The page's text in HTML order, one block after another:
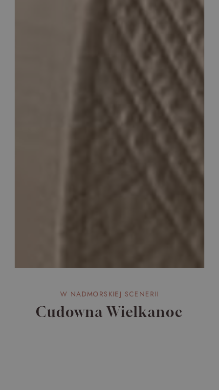
Cudowna Wielkanoc
W NADMORSKIEJ SCENERII